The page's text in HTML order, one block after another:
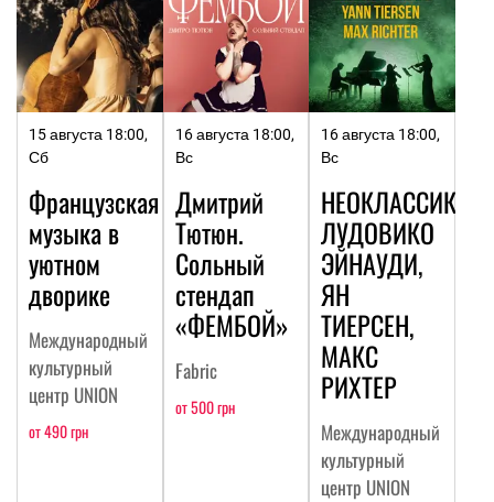
15 августа 18:00,
Сб
Французская
музыка в
уютном
дворике
Международный
культурный
центр UNION
от 490 грн
16 августа 18:00,
Вс
Дмитрий
Тютюн.
Сольный
стендап
«ФЕМБОЙ»
Fabric
от 500 грн
16 августа 18:00,
Вс
НЕОКЛАССИКА:
ЛУДОВИКО
ЭЙНАУДИ,
ЯН
ТИЕРСЕН,
МАКС
РИХТЕР
Международный
культурный
центр UNION